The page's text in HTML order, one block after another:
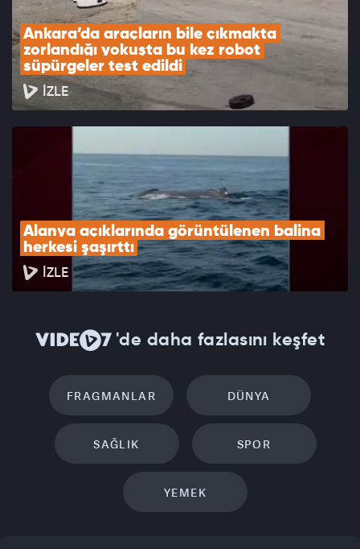
Ankara’da araçların bile çıkmakta
zorlandığı yokuşta bu kez robot
süpürgeler test edildi
İZLE
Alanya açıklarında görüntülenen balina
herkesi şaşırttı
İZLE
'de daha fazlasını keşfet
FRAGMANLAR DÜNYA
SAĞLIK SPOR
YEMEK